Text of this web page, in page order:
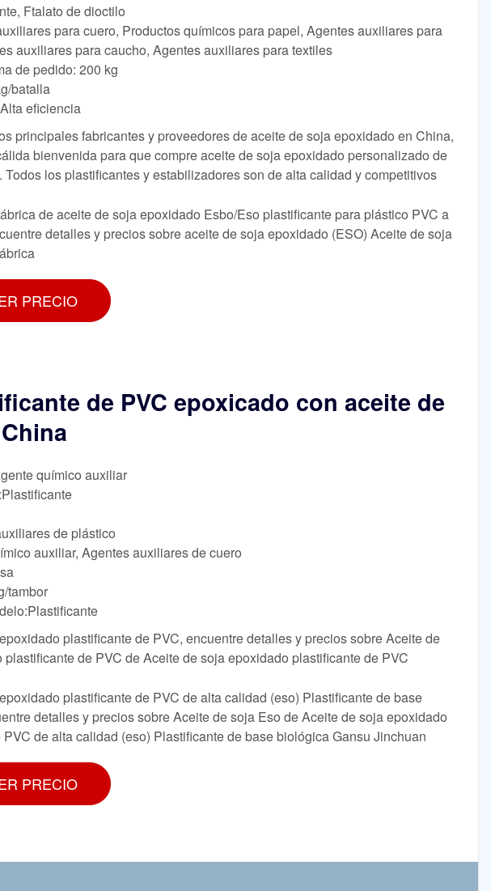
Ftalato de dioctilo
para cuero, Productos químicos para papel, Agentes auxiliares para
auxiliares para caucho, Agentes auxiliares para textiles
de pedido: 200 kg
batalla
eficiencia
principales fabricantes y proveedores de aceite de soja epoxidado en China,
bienvenida para que compre aceite de soja epoxidado personalizado de
Todos los plastificantes y estabilizadores son de alta calidad y competitivos
de aceite de soja epoxidado Esbo/Eso plastificante para plástico PVC a
detalles y precios sobre aceite de soja epoxidado (ESO) Aceite de soja
PRECIO
de PVC epoxicado con aceite de
químico auxiliar
de plástico
auxiliar, Agentes auxiliares de cuero
tambor
plastificante de PVC, encuentre detalles y precios sobre Aceite de
de PVC de Aceite de soja epoxidado plastificante de PVC
plastificante de PVC de alta calidad (eso) Plastificante de base
detalles y precios sobre Aceite de soja Eso de Aceite de soja epoxidado
de alta calidad (eso) Plastificante de base biológica Gansu Jinchuan
PRECIO